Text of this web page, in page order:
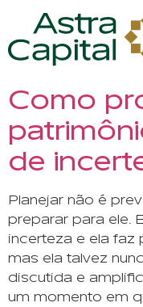
Como
de
Planejar não é
preparar para ele.
incerteza e ela
mas ela talvez
discutida e
um momento em